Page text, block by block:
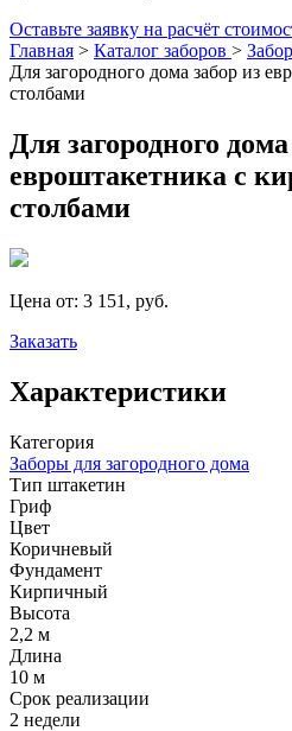
Оставьте заявку на расчёт
Главная > Каталог заборов >
Для загородного дома забор из
столбами
Для загородного
евроштакетника с
столбами
Цена от: 3 151, руб.
Заказать
Характеристики
Категория
Заборы для загородного дома
Тип штакетин
Гриф
Цвет
Коричневый
Фундамент
Кирпичный
Высота
2,2 м
Длина
10 м
Срок реализации
2 недели